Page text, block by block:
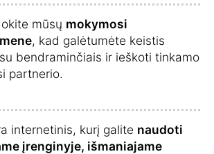
mūsų mokymosi
, kad galėtumėte keistis
bendraminčiais ir ieškoti tinkamo
partnerio.
internetinis, kurį galite naudoti
įrenginyje, išmaniajame